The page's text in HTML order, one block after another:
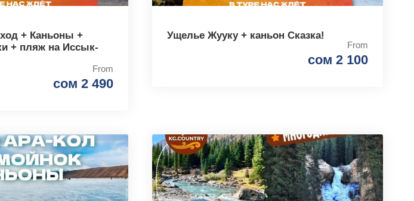
+ Каньоны +
+ пляж на Иссык-
From
сом 2 490
Ущелье Жууку + каньон Сказка!
From
сом 2 100